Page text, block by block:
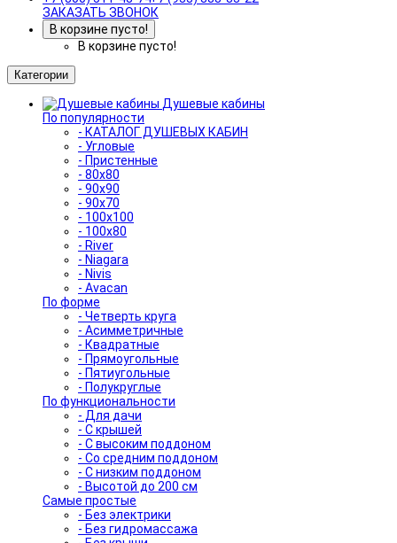
ЗАКАЗАТЬ ЗВОНОК
В корзине пусто!
В корзине пусто!
Категории
Душевые кабины
По популярности
- КАТАЛОГ ДУШЕВЫХ КАБИН
- Угловые
- Пристенные
- 80x80
- 90x90
- 90x70
- 100x100
- 100x80
- River
- Niagara
- Nivis
- Avacan
По форме
- Четверть круга
- Асимметричные
- Квадратные
- Прямоугольные
- Пятиугольные
- Полукруглые
По функциональности
- Для дачи
- С крышей
- С высоким поддоном
- Со средним поддоном
- С низким поддоном
- Высотой до 200 см
Самые простые
- Без электрики
- Без гидромассажа